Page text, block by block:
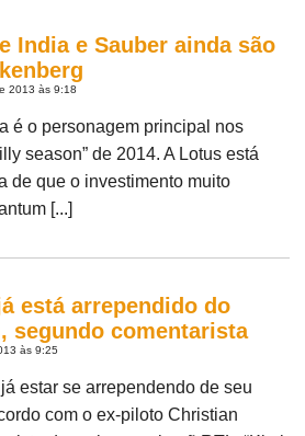
India e Sauber ainda são
2013 às 9:18
é o personagem principal nos
season” de 2014. A Lotus está
de que o investimento muito
[...]
está arrependido do
segundo comentarista
às 9:25
estar se arrependendo de seu
com o ex-piloto Christian